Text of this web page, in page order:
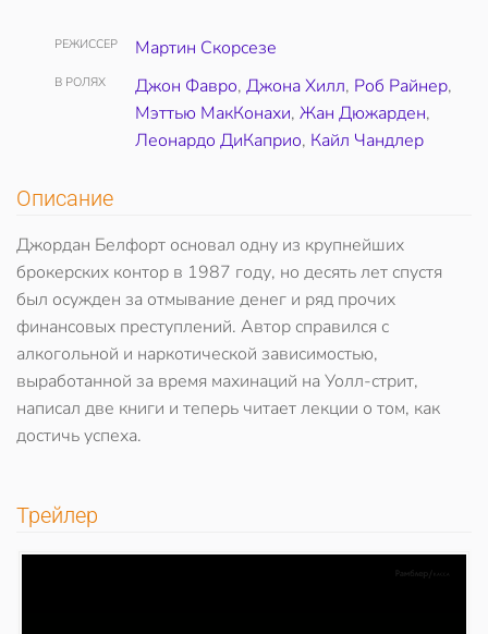
РЕЖИССЕР Мартин Скорсезе
В РОЛЯХ Джон Фавро, Джона Хилл, Роб Райнер,
Мэттью МакКонахи, Жан Дюжарден,
Леонардо ДиКаприо, Кайл Чандлер
Описание
Джордан Белфорт основал одну из крупнейших
брокерских контор в 1987 году, но десять лет спустя
был осужден за отмывание денег и ряд прочих
финансовых преступлений. Автор справился с
алкогольной и наркотической зависимостью,
выработанной за время махинаций на Уолл-стрит,
написал две книги и теперь читает лекции о том, как
достичь успеха.
Трейлер